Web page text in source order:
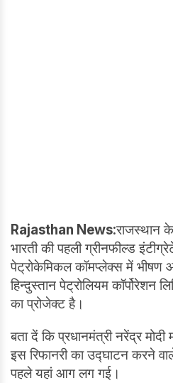
Rajasthan News:राजस्थान
भारती की पहली ग्रीनफील्ड
पेट्रोकेमिकल कॉमप्लेक्स में भीषण
हिन्दुस्तान पेट्रोलियम कॉर्पोरेशन
का प्रोजेक्ट है।
बता दें कि प्रधानमंत्री नरेंद्र
इस रिफानरी का उद्घाटन करने
पहले यहां आग लग गई।